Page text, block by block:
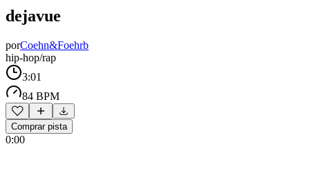
dejavue
porCoehn&Foehrb
hip-hop/rap
3:01
84 BPM
Comprar pista
0:00